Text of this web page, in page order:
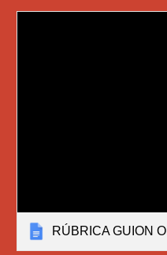
RÚBRICA GUION